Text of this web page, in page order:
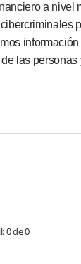
a nivel
las personas
0 de 0